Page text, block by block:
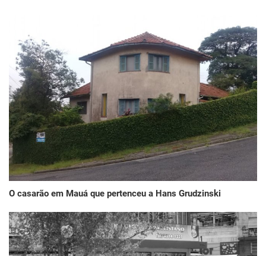
O casarão em Mauá que pertenceu a Hans Grudzinski